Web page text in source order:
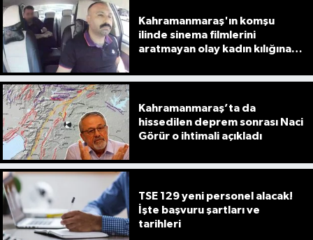
Kahramanmaraş'ın komşu
ilinde sinema filmlerini
aratmayan olay kadın kılığına
Kahramanmaraş’ta da
hissedilen deprem sonrası Naci
Görür o ihtimali açıkladı
TSE 129 yeni personel alacak!
İşte başvuru şartları ve
tarihleri